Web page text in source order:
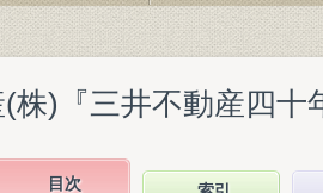
株)『三井不動産四十
目次